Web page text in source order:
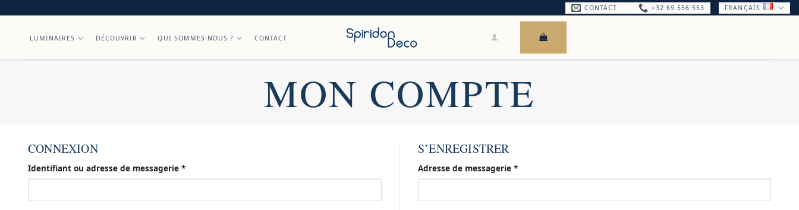
content
CONTACT +32 69 556 553 FRANÇAIS
LUMINAIRES DÉCOUVRIR QUI SOMMES-NOUS ? CONTACT
MON COMPTE
CONNEXION
Identifiant ou adresse de messagerie *Obligatoire
S’ENREGISTRER
Adresse de messagerie *Obligatoire